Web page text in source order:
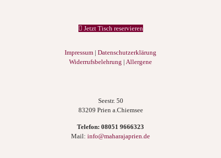
Jetzt Tisch reservieren
Impressum | Datenschutzerklärung
Widerrufsbelehrung | Allergene
Seestr. 50
83209 Prien a.Chiemsee
Telefon: 08051 9666323
Mail: info@maharajaprien.de